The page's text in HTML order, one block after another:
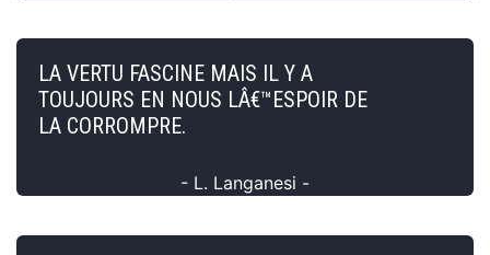
LA VERTU FASCINE MAIS IL Y A
TOUJOURS EN NOUS LÂ€™ESPOIR DE
LA CORROMPRE.
- L. Langanesi -